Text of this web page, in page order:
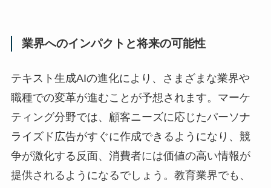
業界へのインパクトと将来の可能性
テキスト生成AIの進化により、さまざまな業界や
職種での変革が進むことが予想されます。マーケ
ティング分野では、顧客ニーズに応じたパーソナ
ライズド広告がすぐに作成できるようになり、競
争が激化する反面、消費者には価値の高い情報が
提供されるようになるでしょう。教育業界でも、